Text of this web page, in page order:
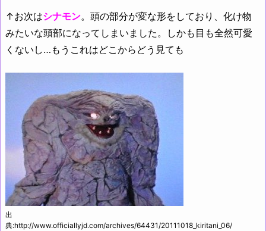
↑お次はシナモン。頭の部分が変な形をしており、化け物
みたいな頭部になってしまいました。しかも目も全然可愛
くないし…もうこれはどこからどう見ても
出
典:http://www.officiallyjd.com/archives/64431/20111018_kiritani_06/